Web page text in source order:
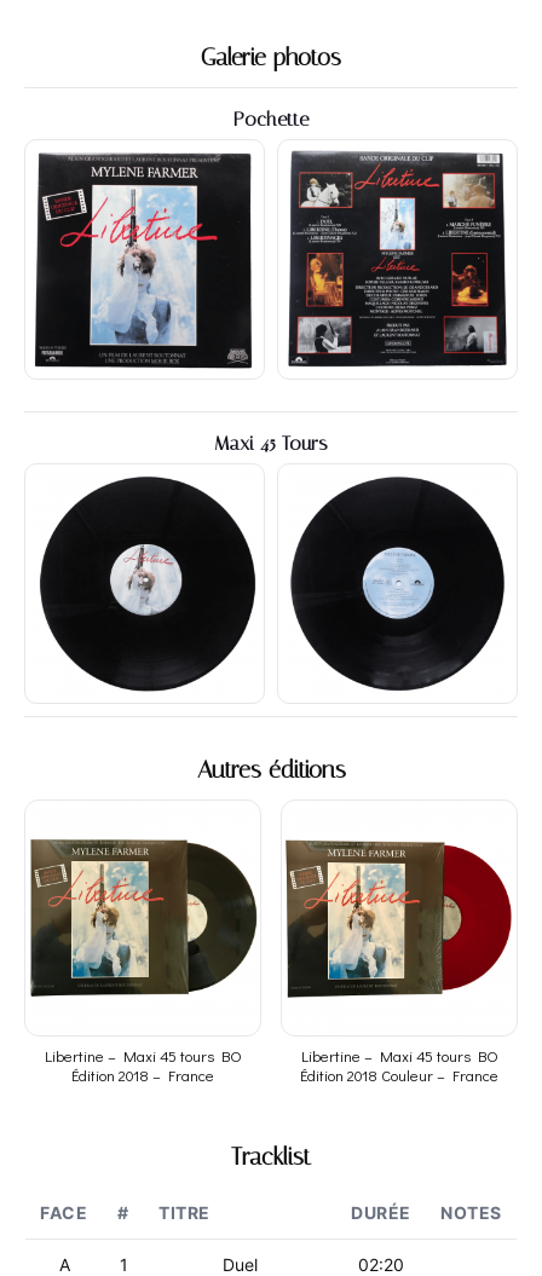
Galerie photos
Pochette
Maxi 45 Tours
Autres éditions
Libertine – Maxi 45 tours BO
Édition 2018 – France
Libertine – Maxi 45 tours BO
Édition 2018 Couleur – France
Tracklist
FACE # TITRE DURÉE NOTES
A 1 Duel 02:20